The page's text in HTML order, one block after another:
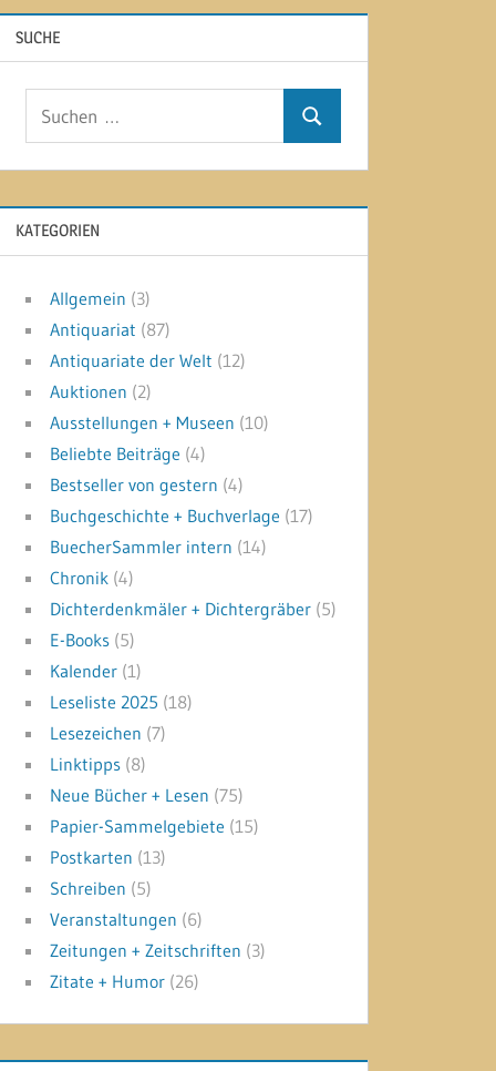
SUCHE
Suchen
KATEGORIEN
Allgemein (3)
Antiquariat (87)
Antiquariate der Welt (12)
Auktionen (2)
Ausstellungen + Museen (10)
Beliebte Beiträge (4)
Bestseller von gestern (4)
Buchgeschichte + Buchverlage (17)
BuecherSammler intern (14)
Chronik (4)
Dichterdenkmäler + Dichtergräber (5)
E-Books (5)
Kalender (1)
Leseliste 2025 (18)
Lesezeichen (7)
Linktipps (8)
Neue Bücher + Lesen (75)
Papier-Sammelgebiete (15)
Postkarten (13)
Schreiben (5)
Veranstaltungen (6)
Zeitungen + Zeitschriften (3)
Zitate + Humor (26)